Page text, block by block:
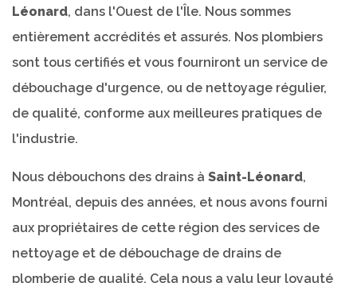
Léonard, dans l'Ouest de l'Île. Nous sommes
entièrement accrédités et assurés. Nos plombiers
sont tous certifiés et vous fourniront un service de
débouchage d'urgence, ou de nettoyage régulier,
de qualité, conforme aux meilleures pratiques de
l'industrie.
Nous débouchons des drains à Saint-Léonard,
Montréal, depuis des années, et nous avons fourni
aux propriétaires de cette région des services de
nettoyage et de débouchage de drains de
plomberie de qualité. Cela nous a valu leur loyauté